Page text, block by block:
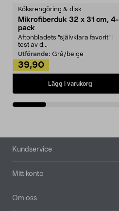
Köksrengöring & disk
Mikrofiberduk 32 x 31 cm, 4-
pack
Aftonbladets "självklara favorit” i
test av d...
Utförande: Grå/beige
39,90
Lägg i varukorg
Sidfot
Kundservice
Mitt konto
Om oss